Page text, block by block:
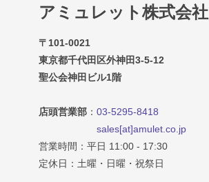
アミュレット株式会社
〒101-0021
東京都千代田区外神田3-5-12
聖公会神田ビル1階
店頭営業部 ： 03-5295-8418
sales[at]amulet.co.jp
営業時間：平日 11:00 - 17:30
定休日：土曜・日曜・祝祭日